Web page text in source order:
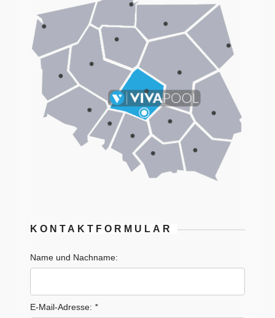
KONTAKTFORMULAR
Name und Nachname:
E-Mail-Adresse: *